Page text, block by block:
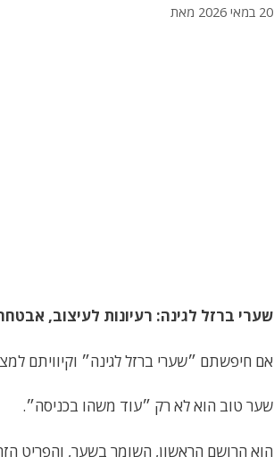
20 במאי 2026 מאת
שערי ברזל לגינה: רעיונות לעיצוב,
אם חיפשתם ״שערי ברזל לגינה״ וקיוויתם
שער טוב הוא לא רק ״עוד משהו בכניסה״.
הוא הרושם הראשון, השומר בשער, והפריט